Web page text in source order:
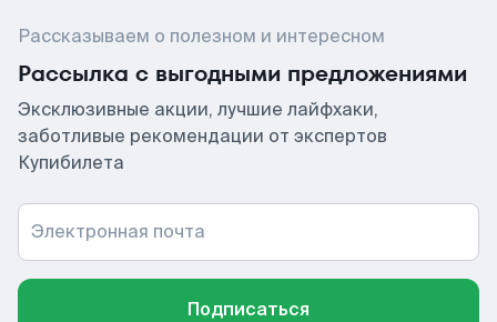
Рассказываем о полезном и интересном
Рассылка с выгодными предложениями
Эксклюзивные акции, лучшие лайфхаки,
заботливые рекомендации от экспертов
Купибилета
Электронная почта
Подписаться